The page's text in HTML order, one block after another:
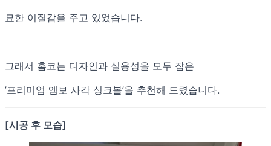
묘한 이질감을 주고 있었습니다.
그래서 홈코는 디자인과 실용성을 모두 잡은
’프리미엄 엠보 사각 싱크볼’을 추천해 드렸습니다.
[시공 후 모습]